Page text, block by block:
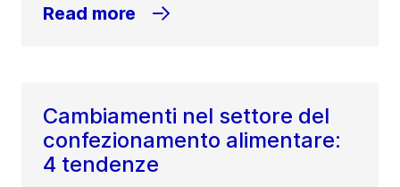
Read more
Cambiamenti nel settore del
confezionamento alimentare:
4 tendenze